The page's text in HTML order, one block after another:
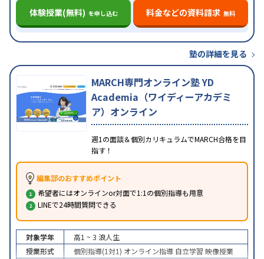
体験授業(無料) を申し込む 料金などの資料請求 無料
塾の詳細を見る
MARCH専門オンライン塾 YD
Academia（ワイディーアカデミ
ア）オンライン
週1の面談＆個別カリキュラムでMARCH合格を目
指す！
編集部のおすすめポイント
希望者にはオンラインor対面で1:1の個別指導も用意
LINEで24時間質問できる
対象学年 高1 ~ 3 浪人生
授業形式
個別指導(1対1) オンライン指導 自立学習 映像授業